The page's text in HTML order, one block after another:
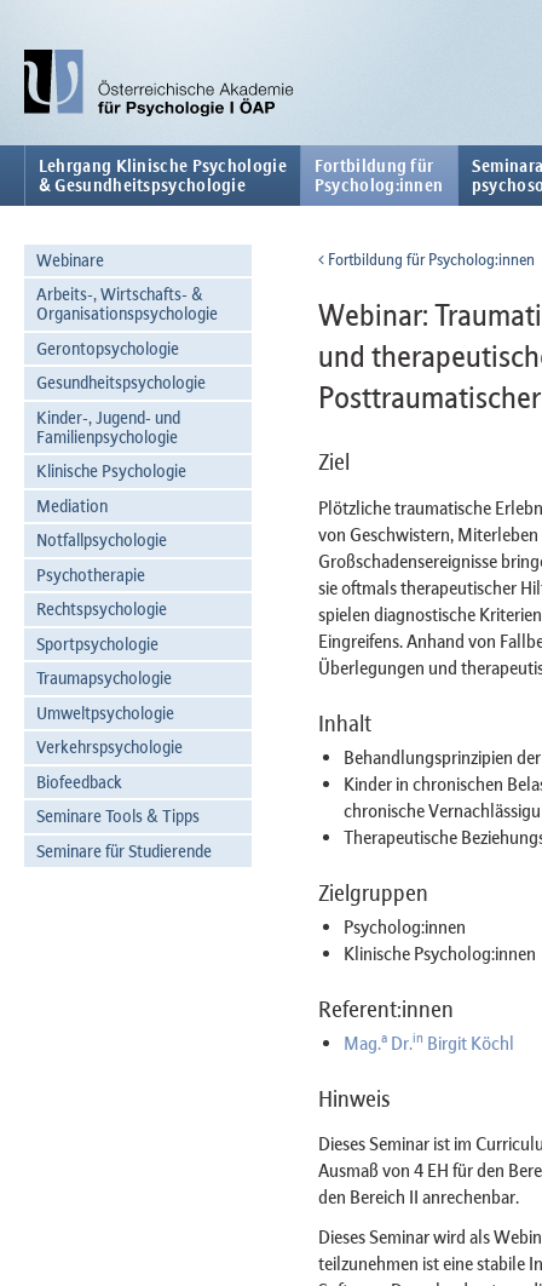
Lehrgang Klinische Psychologie
& Gesundheitspsychologie
Fortbildung für
Psycholog:innen
Webinare
Arbeits-, Wirtschafts- &
Organisationspsychologie
Gerontopsychologie
Gesundheitspsychologie
Kinder-, Jugend- und
Familienpsychologie
Klinische Psychologie
Mediation
Notfallpsychologie
Psychotherapie
Rechtspsychologie
Sportpsychologie
Traumapsychologie
Umweltpsychologie
Verkehrspsychologie
Biofeedback
Seminare Tools & Tipps
Seminare für Studierende
Fortbildung für Psycholog:innen
Webinar:
und
Ziel
Plötzliche traumatische
von Geschwistern,
Großschadensereignisse
sie oftmals therapeutischer
spielen diagnostische
Eingreifens. Anhand von
Überlegungen und
Inhalt
Behandlungsprinzipien
Kinder in chronischen
chronische
Therapeutische
Zielgruppen
Psycholog:innen
Klinische Psycholog:innen
Referent:innen
Mag. aDr. in Birgit Köchl
Hinweis
Dieses Seminar ist im
Ausmaß von 4 EH für den
den Bereich II anrechenbar.
Dieses Seminar wird als
teilzunehmen ist eine stabile